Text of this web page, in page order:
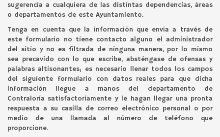
sugerencia a cualquiera de las distintas dependencias, áreas
o departamentos de este Ayuntamiento.
Tenga en cuenta que la información que envía a través de
este formulario no tiene contacto alguno el administrador
del sitio y no es filtrada de ninguna manera, por lo mismo
sea precavido con lo que escribe, absténgase de ofensas y
palabras altisonantes; es necesario llenar todos los campos
del siguiente formulario con datos reales para que dicha
información llegue a manos del departamento de
Contraloría satisfactoriamente y le hagan llegar una pronta
respuesta a su casilla de correo electrónico personal o por
medio de una llamada al número de teléfono que
proporcione.